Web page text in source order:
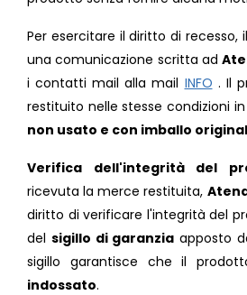
Per esercitare il diritto di recesso,
una comunicazione scritta ad
i contatti mail alla mail INFO . Il
restituito nelle stesse condizioni
non usato e con imballo
Verifica dell'integrità del
ricevuta la merce restituita,
diritto di verificare l'integrità del
del sigillo di garanzia apposto
sigillo garantisce che il
indossato.